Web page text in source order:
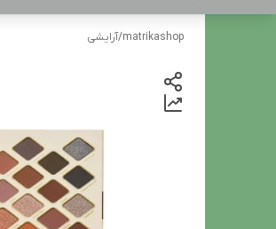
matrikashop
/آرایشی